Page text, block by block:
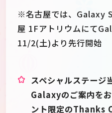
※名古屋では、Galaxy
屋 1Fアトリウムにて
11/2(土)より先行開始
スペシャルステージ
Galaxyのご案内を
ント限定のThanks